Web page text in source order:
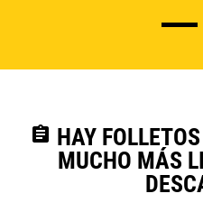
assignment HAY
MUCHO MÁS